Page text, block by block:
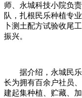
师、永城科技小院负
队，扎根民乐种植专
卜测土配方试验收尾
振兴。
据介绍，永城民
长为拥有百余户社员
建起集种植、贮藏、